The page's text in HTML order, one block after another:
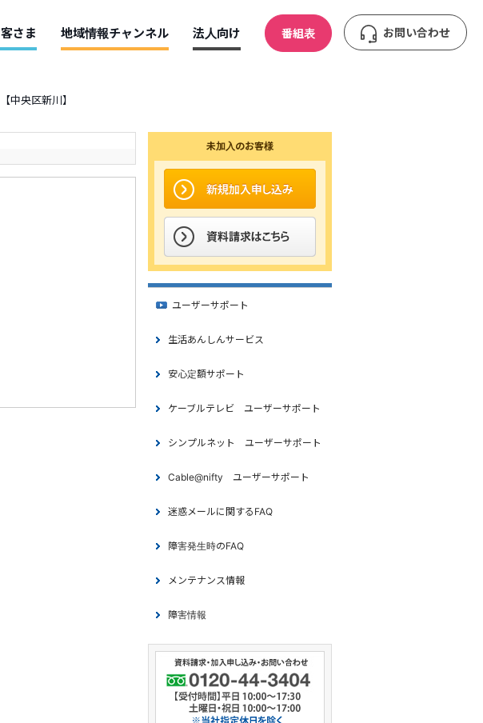
さま 地域情報チャンネル 法人向け 番組表 お問い合わせ
中央区新川】
未加入のお客様
ユーザーサポート
生活あんしんサービス
安心定額サポート
ケーブルテレビ ユーザーサポート
シンプルネット ユーザーサポート
Cable@nifty ユーザーサポート
迷惑メールに関するFAQ
障害発生時のFAQ
メンテナンス情報
障害情報